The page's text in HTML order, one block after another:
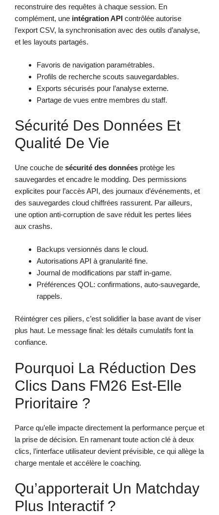
reconstruire des requêtes à chaque session. En
complément, une intégration API contrôlée autorise
l’export CSV, la synchronisation avec des outils d’analyse,
et les layouts partagés.
Favoris de navigation paramétrables.
Profils de recherche scouts sauvegardables.
Exports sécurisés pour l’analyse externe.
Partage de vues entre membres du staff.
Sécurité Des Données Et
Qualité De Vie
Une couche de sécurité des données protège les
sauvegardes et encadre le modding. Des permissions
explicites pour l’accès API, des journaux d’événements, et
des sauvegardes cloud chiffrées rassurent. Par ailleurs,
une option anti-corruption de save réduit les pertes liées
aux crashs.
Backups versionnés dans le cloud.
Autorisations API à granularité fine.
Journal de modifications par staff in-game.
Préférences QOL: confirmations, auto-sauvegarde,
rappels.
Réintégrer ces piliers, c’est solidifier la base avant de viser
plus haut. Le message final: les détails cumulatifs font la
confiance.
Pourquoi La Réduction Des
Clics Dans FM26 Est-Elle
Prioritaire ?
Parce qu’elle impacte directement la performance perçue et
la prise de décision. En ramenant toute action clé à deux
clics, l’interface utilisateur devient prévisible, ce qui allège la
charge mentale et accélère le coaching.
Qu’apporterait Un Matchday
Plus Interactif ?